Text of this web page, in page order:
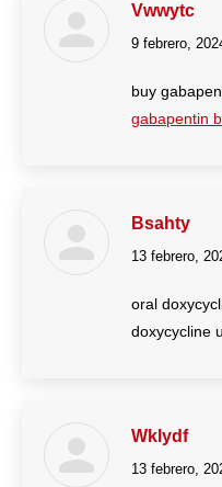
Vwwytc
dice:
9 febrero,
buy
gabapentin
Bsahty
dice:
13 febrero,
oral
doxycycline
Wklydf
dice:
13 febrero,